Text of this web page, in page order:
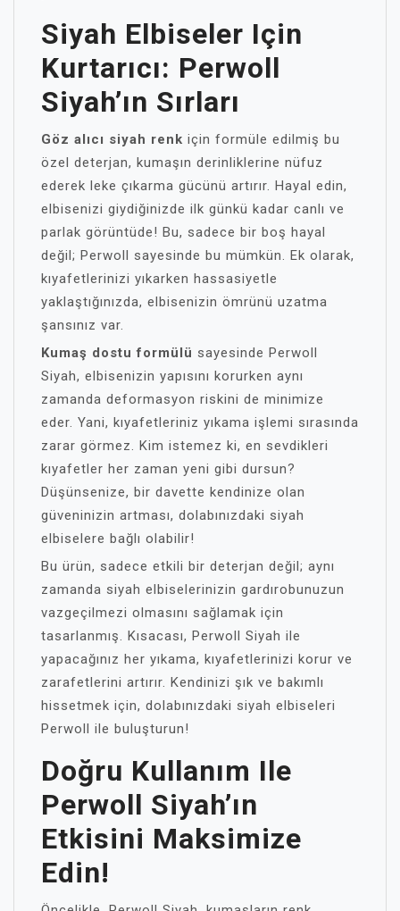
Siyah Elbiseler Için
Kurtarıcı: Perwoll
Siyah’ın Sırları
Göz alıcı siyah renk için formüle edilmiş bu
özel deterjan, kumaşın derinliklerine nüfuz
ederek leke çıkarma gücünü artırır. Hayal edin,
elbisenizi giydiğinizde ilk günkü kadar canlı ve
parlak görüntüde! Bu, sadece bir boş hayal
değil; Perwoll sayesinde bu mümkün. Ek olarak,
kıyafetlerinizi yıkarken hassasiyetle
yaklaştığınızda, elbisenizin ömrünü uzatma
şansınız var.
Kumaş dostu formülü sayesinde Perwoll
Siyah, elbisenizin yapısını korurken aynı
zamanda deformasyon riskini de minimize
eder. Yani, kıyafetleriniz yıkama işlemi sırasında
zarar görmez. Kim istemez ki, en sevdikleri
kıyafetler her zaman yeni gibi dursun?
Düşünsenize, bir davette kendinize olan
güveninizin artması, dolabınızdaki siyah
elbiselere bağlı olabilir!
Bu ürün, sadece etkili bir deterjan değil; aynı
zamanda siyah elbiselerinizin gardırobunuzun
vazgeçilmezi olmasını sağlamak için
tasarlanmış. Kısacası, Perwoll Siyah ile
yapacağınız her yıkama, kıyafetlerinizi korur ve
zarafetlerini artırır. Kendinizi şık ve bakımlı
hissetmek için, dolabınızdaki siyah elbiseleri
Perwoll ile buluşturun!
Doğru Kullanım Ile
Perwoll Siyah’ın
Etkisini Maksimize
Edin!